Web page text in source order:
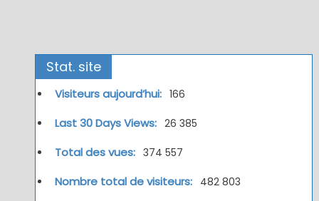
Stat. site
Visiteurs aujourd’hui: 166
Last 30 Days Views: 26 385
Total des vues: 374 557
Nombre total de visiteurs: 482 803